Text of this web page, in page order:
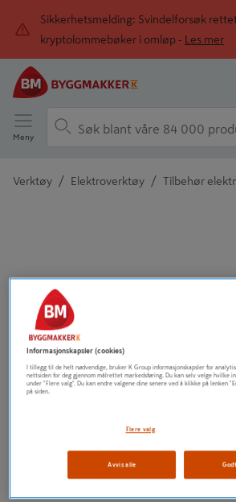
Sikkerhetsmelding: Svindelforsøk
kryptolommebøker i omløp -
Les mer
Meny
Verktøy / Elektroverktøy / Tilbehør
Informasjonskapsler (cookies)
I tillegg til de helt nødvendige, bruker K Group informasjonskapsler for
nettsiden for deg gjennom målrettet markedsføring. Du kan selv velge hvilke
under "Flere valg". Du kan endre valgene dine senere ved å klikke på lenken
på siden.
Flere valg
Avvis alle